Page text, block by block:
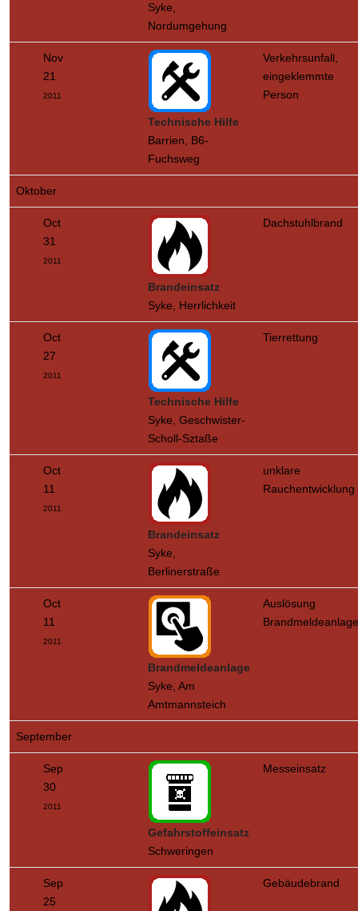
Syke,
Nordumgehung
Nov
21
2011
Technische Hilfe
Barrien, B6-
Fuchsweg
Verkehrsunfall,
eingeklemmte
Person
Oktober
Oct
31
2011
Brandeinsatz
Syke, Herrlichkeit
Dachstuhlbrand
Oct
27
2011
Technische Hilfe
Syke, Geschwister-
Scholl-Sztaße
Tierrettung
Oct
11
2011
Brandeinsatz
Syke,
Berlinerstraße
unklare
Rauchentwicklung
Oct
11
2011
Brandmeldeanlage
Syke, Am
Amtmannsteich
Auslösung
Brandmeldeanlage
September
Sep
30
2011
Gefahrstoffeinsatz
Schweringen
Messeinsatz
Sep
25
Gebäudebrand